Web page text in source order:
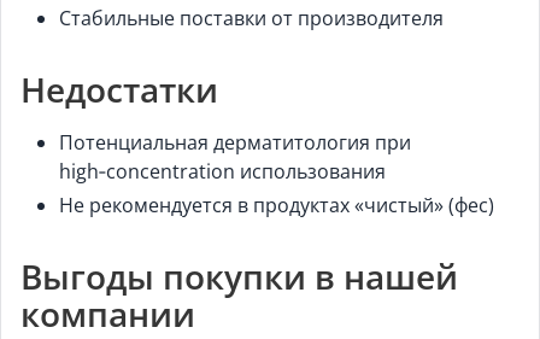
Стабильные поставки от производителя
Недостатки
Потенциальная дерматитология при
high‑concentration использования
Не рекомендуется в продуктах «чистый» (фес)
Выгоды покупки в нашей
компании